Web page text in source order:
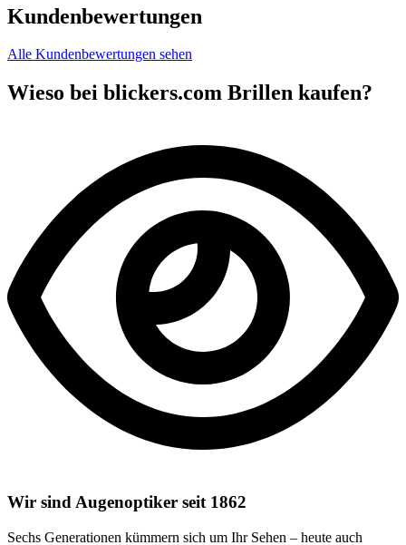
Kundenbewertungen
Alle Kundenbewertungen sehen
Wieso bei blickers.com Brillen kaufen?
Wir sind Augenoptiker seit 1862
Sechs Generationen kümmern sich um Ihr Sehen – heute auch